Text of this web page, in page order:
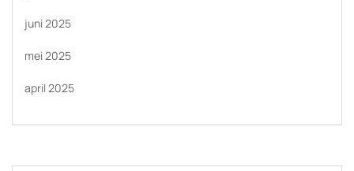
juni 2025
mei 2025
april 2025